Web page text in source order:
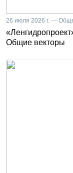
26 июля 2026 г. —
Общие векторы